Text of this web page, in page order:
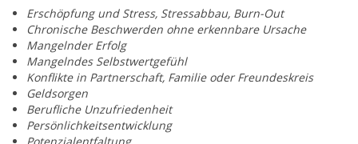
Erschöpfung und Stress, Stressabbau, Burn-Out
Chronische Beschwerden ohne erkennbare Ursache
Mangelnder Erfolg
Mangelndes Selbstwertgefühl
Konflikte in Partnerschaft, Familie oder Freundeskreis
Geldsorgen
Berufliche Unzufriedenheit
Persönlichkeitsentwicklung
Potenzialentfaltung